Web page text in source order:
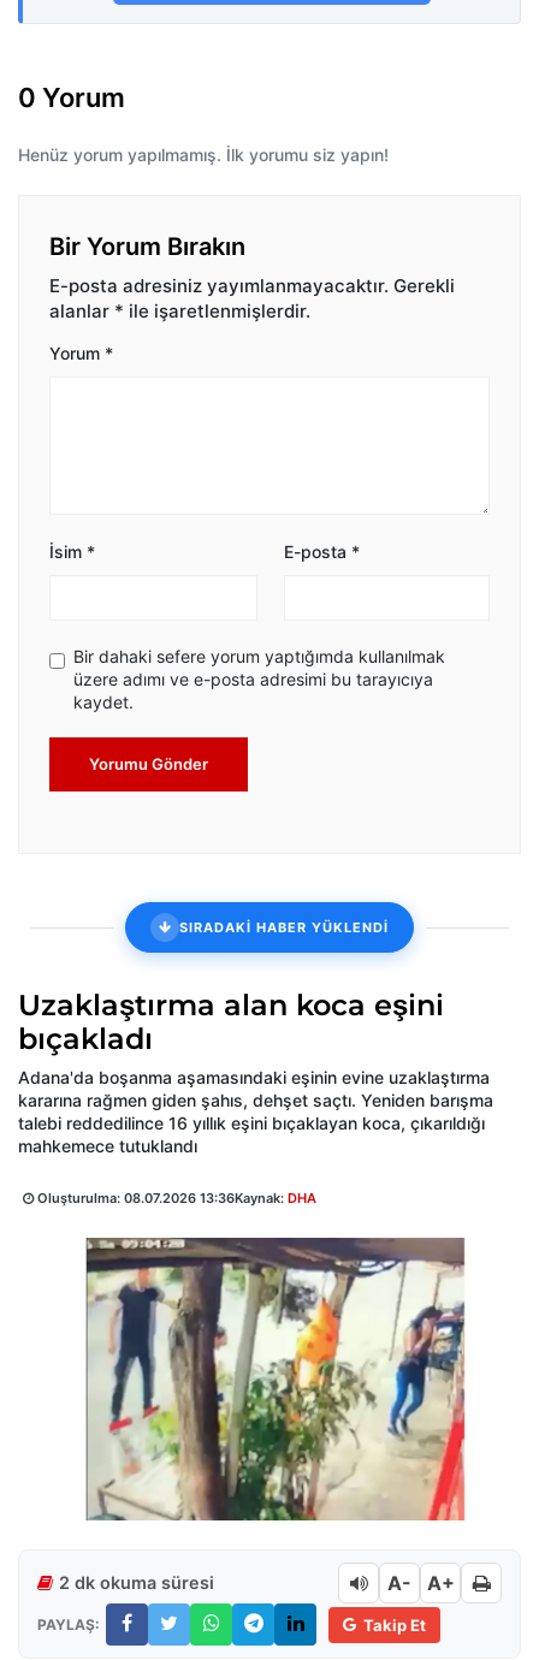
0 Yorum
Henüz yorum yapılmamış. İlk yorumu siz yapın!
Bir Yorum Bırakın
E-posta adresiniz yayımlanmayacaktır. Gerekli
alanlar * ile işaretlenmişlerdir.
Yorum *
İsim * E-posta *
Bir dahaki sefere yorum yaptığımda kullanılmak
üzere adımı ve e-posta adresimi bu tarayıcıya
kaydet.
Yorumu Gönder
SIRADAKİ HABER YÜKLENDİ
Uzaklaştırma alan koca eşini
bıçakladı
Adana'da boşanma aşamasındaki eşinin evine uzaklaştırma
kararına rağmen giden şahıs, dehşet saçtı. Yeniden barışma
talebi reddedilince 16 yıllık eşini bıçaklayan koca, çıkarıldığı
mahkemece tutuklandı
Oluşturulma: 08.07.2026 13:36Kaynak: DHA
2 dk okuma süresi A- A+
PAYLAŞ: Takip Et